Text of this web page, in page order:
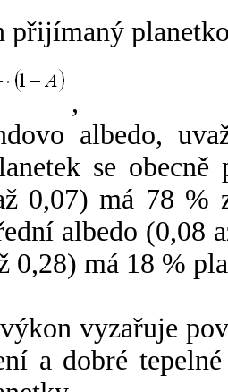
přijímaný
,
albedo,
se
0,07) má 78 %
albedo (0,08
0,28) má 18 %
vyzařuje
a dobré